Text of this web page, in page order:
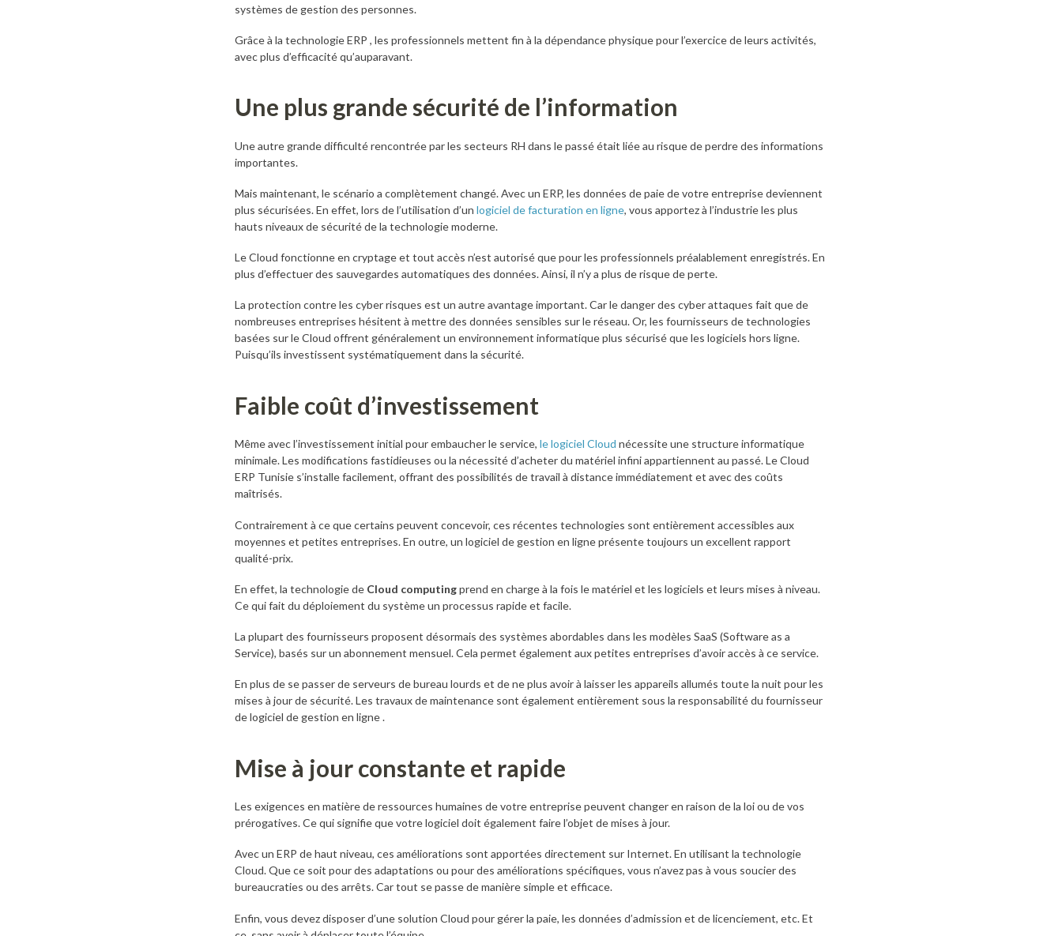
systèmes de gestion des personnes.
Grâce à la technologie ERP , les professionnels mettent fin à la dépendance physique pour l’exercice de leurs activités,
avec plus d’efficacité qu’auparavant.
Une plus grande sécurité de l’information
Une autre grande difficulté rencontrée par les secteurs RH dans le passé était liée au risque de perdre des informations
importantes.
Mais maintenant, le scénario a complètement changé. Avec un ERP, les données de paie de votre entreprise deviennent
plus sécurisées. En effet, lors de l’utilisation d’un logiciel de facturation en ligne, vous apportez à l’industrie les plus
hauts niveaux de sécurité de la technologie moderne.
Le Cloud fonctionne en cryptage et tout accès n’est autorisé que pour les professionnels préalablement enregistrés. En
plus d’effectuer des sauvegardes automatiques des données. Ainsi, il n’y a plus de risque de perte.
La protection contre les cyber risques est un autre avantage important. Car le danger des cyber attaques fait que de
nombreuses entreprises hésitent à mettre des données sensibles sur le réseau. Or, les fournisseurs de technologies
basées sur le Cloud offrent généralement un environnement informatique plus sécurisé que les logiciels hors ligne.
Puisqu’ils investissent systématiquement dans la sécurité.
Faible coût d’investissement
Même avec l’investissement initial pour embaucher le service, le logiciel Cloud nécessite une structure informatique
minimale. Les modifications fastidieuses ou la nécessité d’acheter du matériel infini appartiennent au passé. Le Cloud
ERP Tunisie s’installe facilement, offrant des possibilités de travail à distance immédiatement et avec des coûts
maîtrisés.
Contrairement à ce que certains peuvent concevoir, ces récentes technologies sont entièrement accessibles aux
moyennes et petites entreprises. En outre, un logiciel de gestion en ligne présente toujours un excellent rapport
qualité-prix.
En effet, la technologie de Cloud computingprend en charge à la fois le matériel et les logiciels et leurs mises à niveau.
Ce qui fait du déploiement du système un processus rapide et facile.
La plupart des fournisseurs proposent désormais des systèmes abordables dans les modèles SaaS (Software as a
Service), basés sur un abonnement mensuel. Cela permet également aux petites entreprises d’avoir accès à ce service.
En plus de se passer de serveurs de bureau lourds et de ne plus avoir à laisser les appareils allumés toute la nuit pour les
mises à jour de sécurité. Les travaux de maintenance sont également entièrement sous la responsabilité du fournisseur
de logiciel de gestion en ligne .
Mise à jour constante et rapide
Les exigences en matière de ressources humaines de votre entreprise peuvent changer en raison de la loi ou de vos
prérogatives. Ce qui signifie que votre logiciel doit également faire l’objet de mises à jour.
Avec un ERP de haut niveau, ces améliorations sont apportées directement sur Internet. En utilisant la technologie
Cloud. Que ce soit pour des adaptations ou pour des améliorations spécifiques, vous n’avez pas à vous soucier des
bureaucraties ou des arrêts. Car tout se passe de manière simple et efficace.
Enfin, vous devez disposer d’une solution Cloud pour gérer la paie, les données d’admission et de licenciement, etc. Et